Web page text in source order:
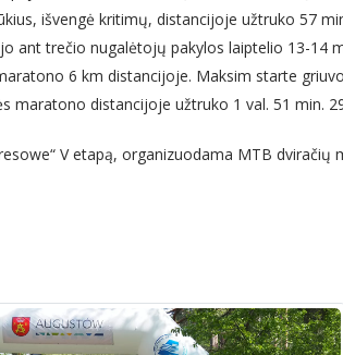
išvengė kritimų, distancijoje užtruko 57
ant trečio nugalėtojų pakylos laiptelio 13-
6 km distancijoje. Maksim starte
maratono distancijoje užtruko 1 val. 51 min.
V etapą, organizuodama MTB dviračių